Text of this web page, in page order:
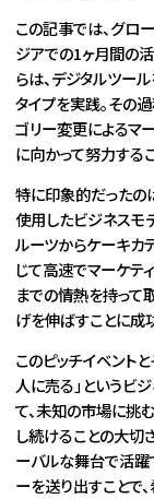
この記事では、グロ
ジアでの1ヶ月間の
らは、デジタルツー
タイプを実践。その
ゴリー変更によるマ
に向かって努力する
特に印象的だったの
使用したビジネスモ
ルーツからケーキカ
じて高速でマーケテ
までの情熱を持って
げを伸ばすことに成
このピッチイベント
人に売る」というビ
て、未知の市場に挑
し続けることの大切
ーバルな舞台で活躍
ーを送り出すことで